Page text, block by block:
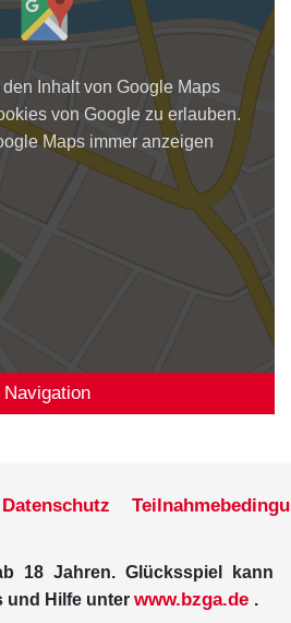
Inhalt von Google Maps
von Google zu erlauben.
Maps immer anzeigen
Navigation
Datenschutz
18 Jahren. Glücksspiel kann
und Hilfe unter www.bzga.de .